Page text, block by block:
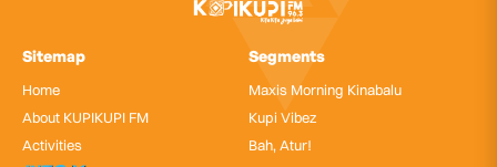
Sitemap
Home
About KUPIKUPI FM
Activities
Segments
Maxis Morning Kinabalu
Kupi Vibez
Bah, Atur!